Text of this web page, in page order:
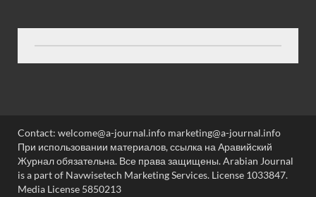
Contact: welcome@a-journal.info marketing@a-journal.info
При использовании материалов, ссылка на Аравийский
Журнал обязательна. Все права защищены. Arabian Journal
is a part of Navwisetech Marketing Services. License 1033847.
Media License 5850213